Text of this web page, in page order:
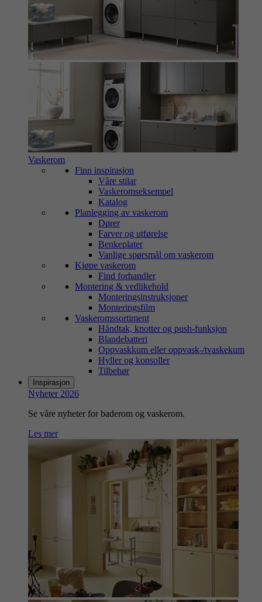
Vaskerom
Finn inspirasjon
Våre stilar
Vaskeromseksempel
Katalog
Planlegging av vaskerom
Dører
Farver og utførelse
Benkeplater
Vanlige spørsmål om vaskerom
Kjøpe vaskerom
Find forhandler
Montering & vedlikehold
Monteringsinstruksjoner
Monteringsfilm
Vaskeromssortiment
Håndtak, knotter og push-funksjon
Blandebatteri
Oppvaskkum eller oppvask-/tvaskekum
Hyller og konsoller
Tilbehør
Inspirasjon
Nyheter 2026
Se våre nyheter for baderom og vaskerom.
Les mer